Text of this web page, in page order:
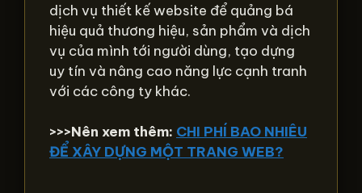
dịch vụ thiết kế website để quảng bá
hiệu quả thương hiệu, sản phẩm và dịch
vụ của mình tới người dùng, tạo dựng
uy tín và nâng cao năng lực cạnh tranh
với các công ty khác.
>>>Nên xem thêm: CHI PHÍ BAO NHIÊU
ĐỂ XÂY DỰNG MỘT TRANG WEB?